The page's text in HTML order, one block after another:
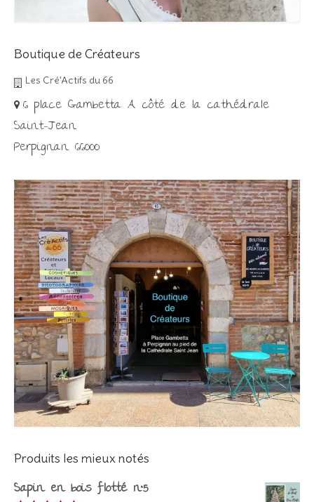
Boutique de Créateurs
Les Cré'Actifs du 66
6 place Gambetta A côté de la cathédrale
Saint-Jean
Perpignan 66000
Produits les mieux notés
Sapin en bois flotté n°5